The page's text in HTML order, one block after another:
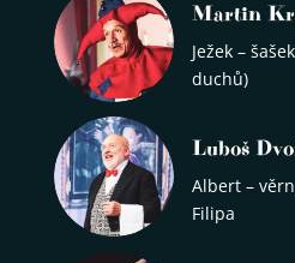
Martin
Ježek –
duchů)
Luboš
Albert –
Filipa